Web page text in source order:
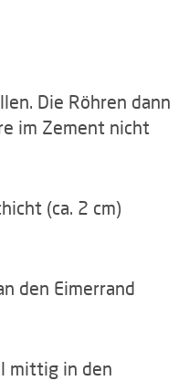
Die Röhren dann
im Zement nicht
(ca. 2 cm)
den Eimerrand
mittig in den